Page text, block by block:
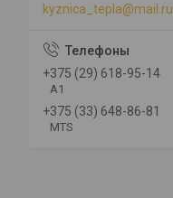
kyznica_tepla@mail.ru
+375 (29) 618-95-14
A1
+375 (33) 648-86-81
MTS